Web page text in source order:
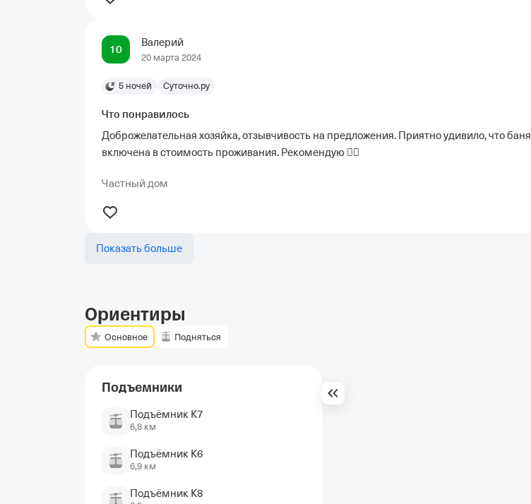
10
Валерий
20 марта 2024
5 ночей Суточно.ру
Что понравилось
Доброжелательная хозяйка, отзывчивость на предложения. Приятно удивило, что баня
включена в стоимость проживания. Рекомендую 👍🏻
Частный дом
Показать больше
Ориентиры
Основное Подняться
Подъемники
Подъёмник К7
6,8 км
Подъёмник К6
6,9 км
Подъёмник К8